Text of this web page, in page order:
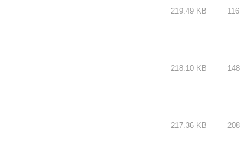
219.49 KB 116
218.10 KB 148
217.36 KB 208